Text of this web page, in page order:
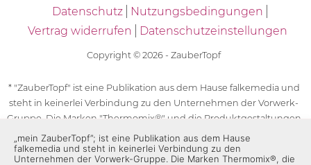
Datenschutz
Nutzungsbedingungen
Vertrag widerrufen
Datenschutzeinstellungen
Copyright © 2026 - ZauberTopf
* "ZauberTopf" ist eine Publikation aus dem Hause falkemedia und
steht in keinerlei Verbindung zu den Unternehmen der Vorwerk-
Gruppe. Die Marken "Thermomix®" und die Produktgestaltungen
des "Thermomix®" sind eingetragene Marken der Unternehmen
der Vorwerk-Gruppe. Die Marken Thermomix®, die Zeichen TM5®,
„mein ZauberTopf”; ist eine Publikation aus dem Hause
falkemedia und steht in keinerlei Verbindung zu den
Unternehmen der Vorwerk-Gruppe. Die Marken Thermomix®, die